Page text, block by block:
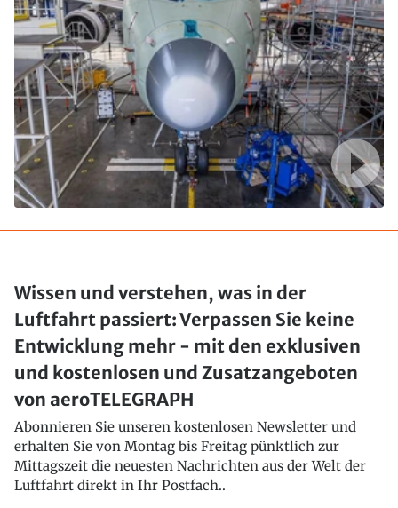
Wissen und verstehen, was in der
Luftfahrt passiert: Verpassen Sie keine
Entwicklung mehr - mit den exklusiven
und kostenlosen und Zusatzangeboten
von aeroTELEGRAPH
Abonnieren Sie unseren kostenlosen Newsletter und
erhalten Sie von Montag bis Freitag pünktlich zur
Mittagszeit die neuesten Nachrichten aus der Welt der
Luftfahrt direkt in Ihr Postfach..